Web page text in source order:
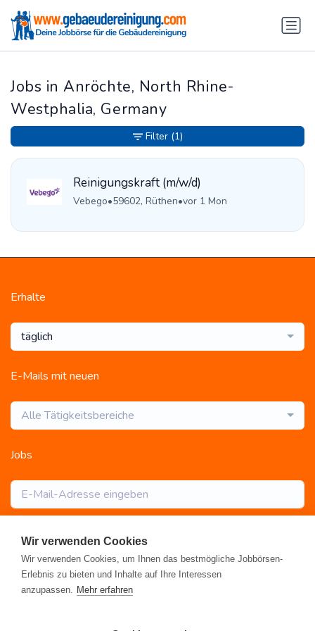
Jobs in Anröchte, North Rhine-
Westphalia, Germany
Reinigungskraft (m/w/d)
Vebego•59602, Rüthen•vor 1 Mon
Filter (1)
Erhalte
täglich
E-Mails mit neuen
Alle Tätigkeitsbereiche
Jobs
Abonnieren
Alle Jobs Blog Rahmen- und Lohntarifvertrag
Wir verwenden Cookies
Wir verwenden Cookies, um Ihnen das bestmögliche Jobbörsen-
Erlebnis zu bieten und Inhalte auf Ihre Interessen
anzupassen. Mehr erfahren